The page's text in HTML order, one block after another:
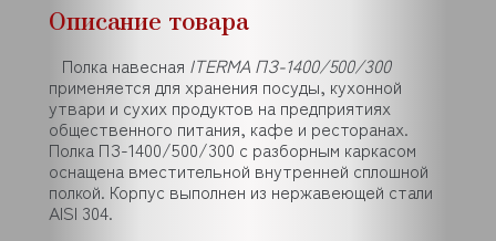
Описание товара
Полка навесная ITERMA ПЗ-1400/500/300
применяется для хранения посуды, кухонной
утвари и сухих продуктов на предприятиях
общественного питания, кафе и ресторанах.
Полка ПЗ-1400/500/300 с разборным каркасом
оснащена вместительной внутренней сплошной
полкой. Корпус выполнен из нержавеющей стали
AISI 304.